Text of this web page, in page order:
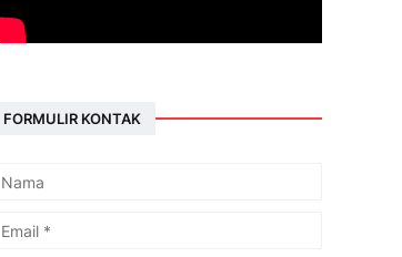
FORMULIR KONTAK